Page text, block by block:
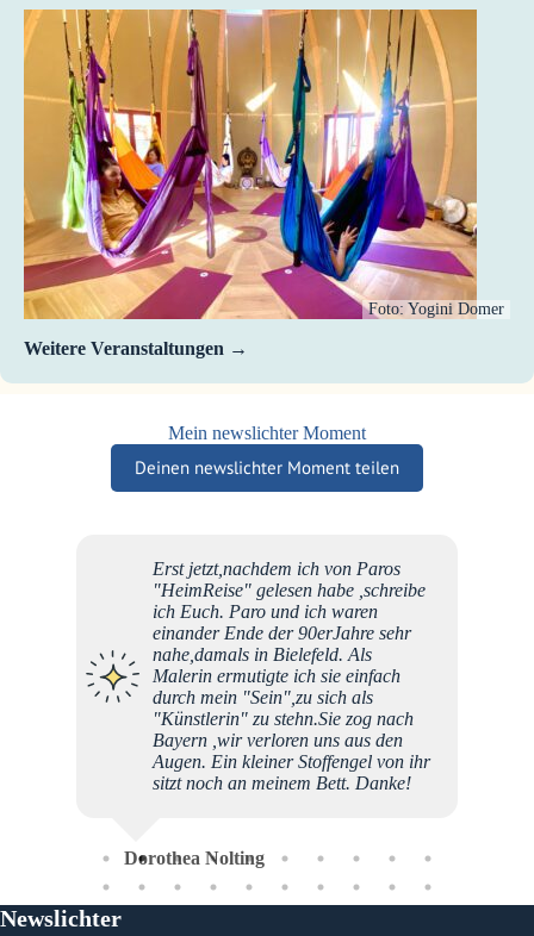
Foto: Yogini Domer
Weitere Veranstaltungen
Mein newslichter Moment
Deinen newslichter Moment teilen
Erst jetzt,nachdem ich von Paros
"HeimReise" gelesen habe ,schreibe
ich Euch. Paro und ich waren
einander Ende der 90erJahre sehr
nahe,damals in Bielefeld. Als
Malerin ermutigte ich sie einfach
durch mein "Sein",zu sich als
"Künstlerin" zu stehn.Sie zog nach
Bayern ,wir verloren uns aus den
Augen. Ein kleiner Stoffengel von ihr
sitzt noch an meinem Bett. Danke!
Dorothea Nolting
Newslichter